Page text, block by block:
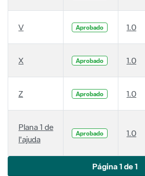
V Aprobado 1.0
X Aprobado 1.0
Z Aprobado 1.0
Plana 1 de
l'ajuda
Aprobado 1.0
Página 1 de 1